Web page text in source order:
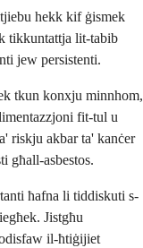
hekk kif ġismek
tikkuntattja lit-tabib
jew persistenti.
tkun konxju minnhom,
fit-tul u
riskju akbar ta' kanċer
għall-asbestos.
ħafna li tiddiskuti s-
Jistgħu
il-ħtiġijiet